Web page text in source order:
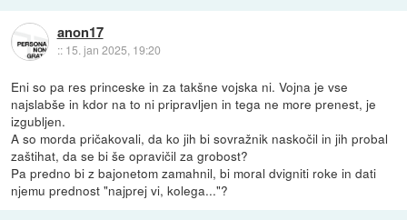
anon17
:: 15. jan 2025, 19:20
Eni so pa res princeske in za takšne vojska ni. Vojna je vse
najslabše in kdor na to ni pripravljen in tega ne more prenest, je
izgubljen.
A so morda pričakovali, da ko jih bi sovražnik naskočil in jih probal
zaštihat, da se bi še opravičil za grobost?
Pa predno bi z bajonetom zamahnil, bi moral dvigniti roke in dati
njemu prednost "najprej vi, kolega..."?